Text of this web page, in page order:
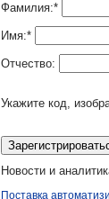
Фамилия:*
Имя:*
Отчество:
Укажите код,
Новости и
Поставка